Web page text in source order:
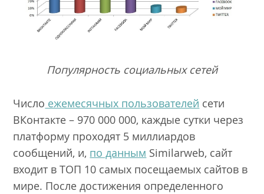
Популярность социальных сетей
Число ежемесячных пользователей сети
ВКонтакте – 970 000 000, каждые сутки через
платформу проходят 5 миллиардов
сообщений, и, по данным Similarweb, сайт
входит в ТОП 10 самых посещаемых сайтов в
мире. После достижения определенного